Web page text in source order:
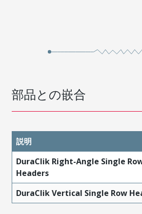
部品との嵌合
説明
DuraClik Right-Angle Single
Headers
DuraClik Vertical Single Row